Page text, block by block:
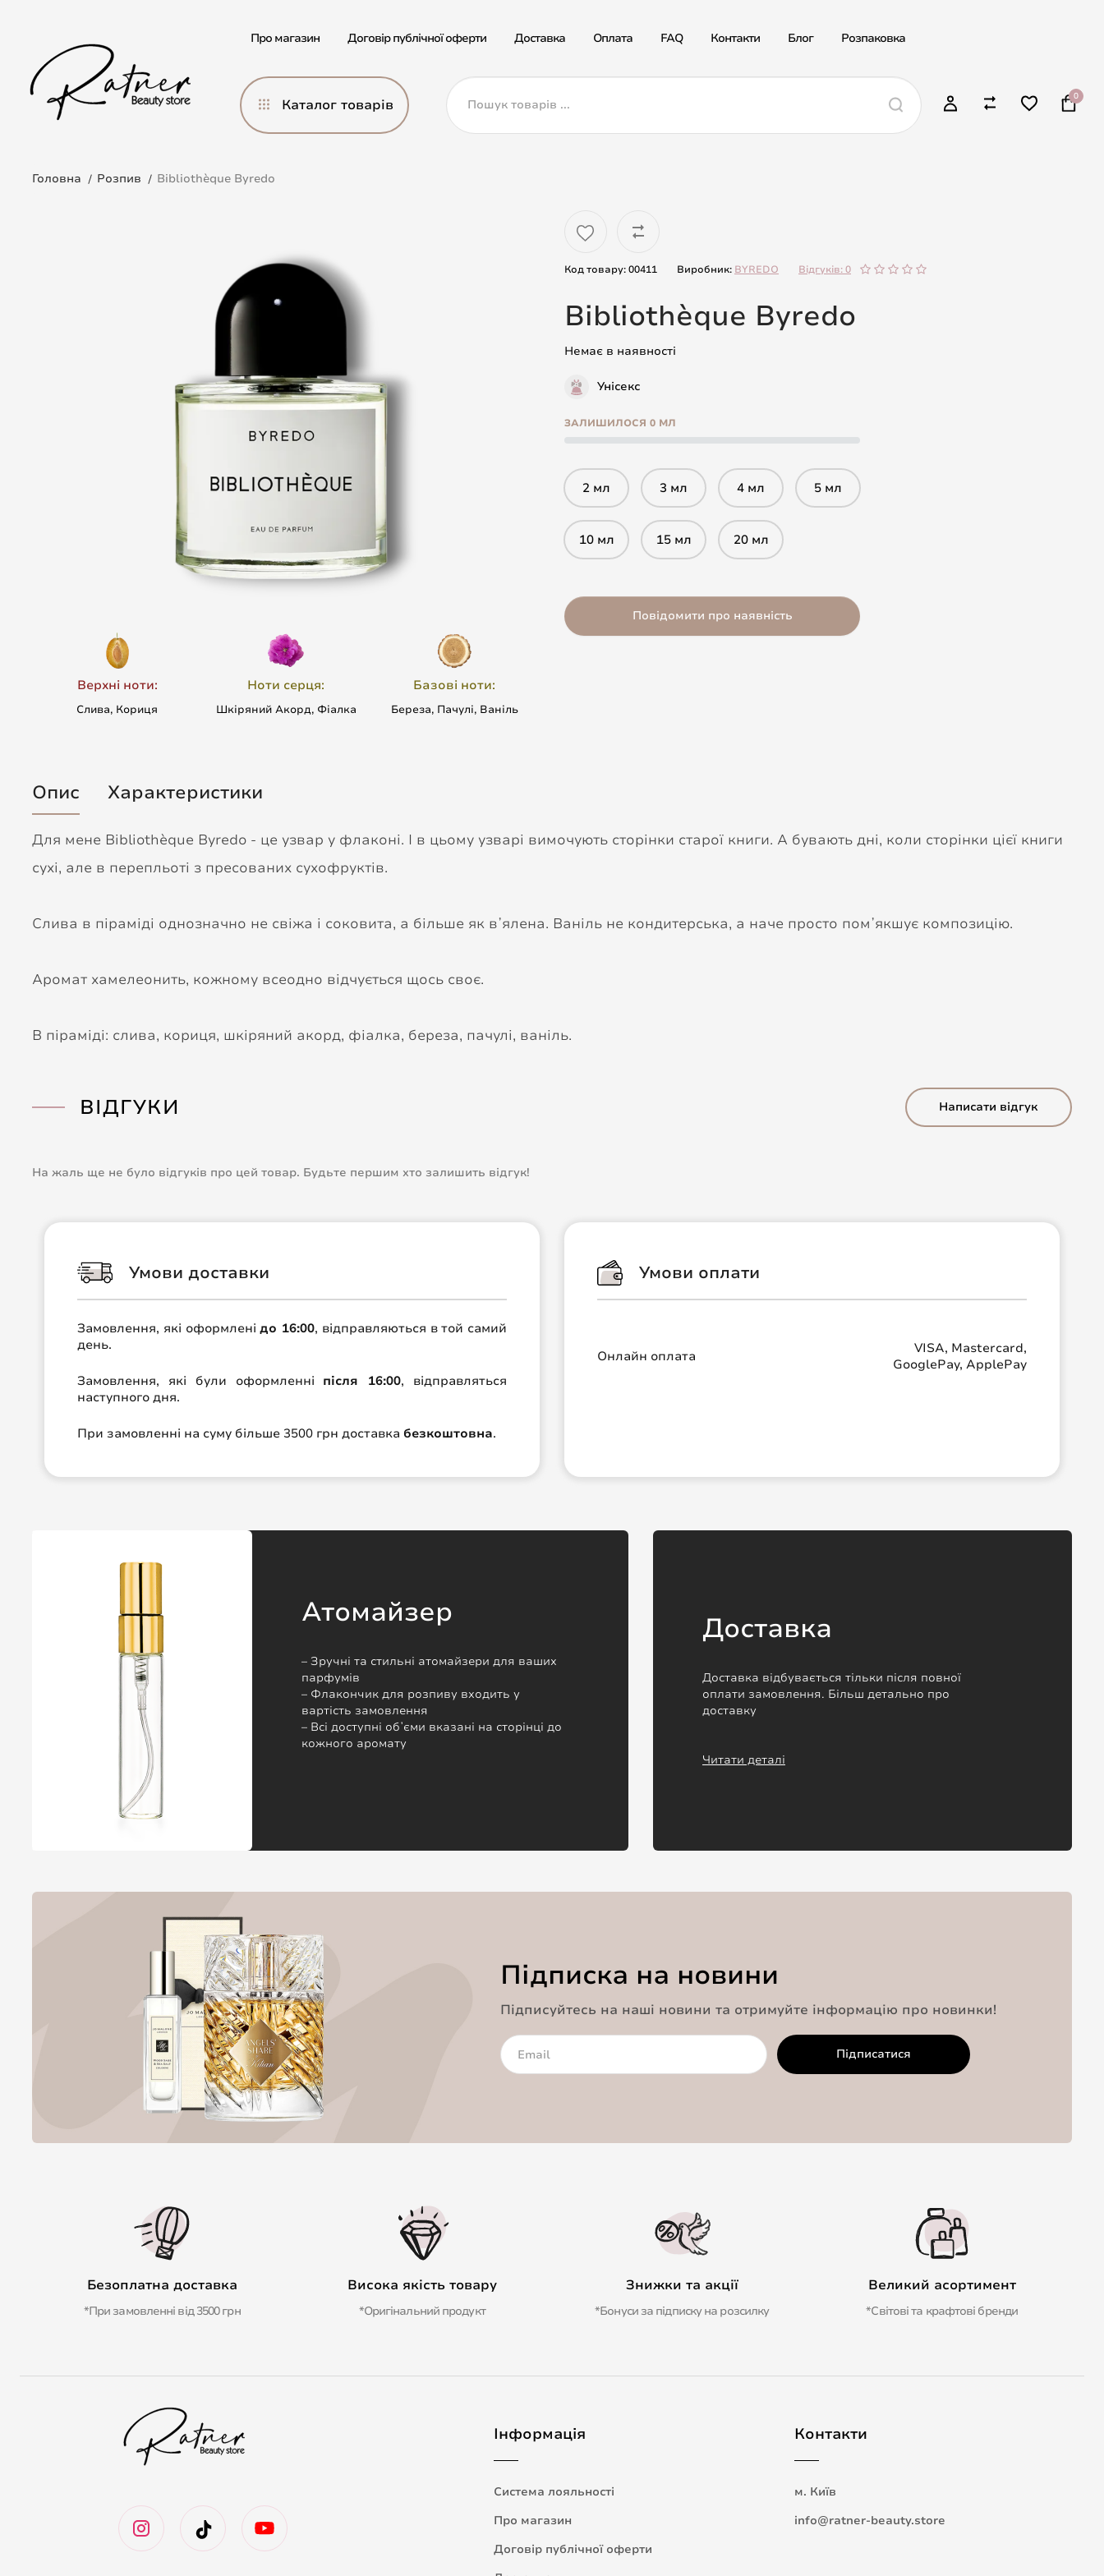
Про магазин Договір публічної оферти Доставка Оплата FAQ Контакти Блог Розпаковка
Каталог товарів 0
Головна Розпив Bibliothèque Byredo
Верхні ноти:
Слива, Кориця
Ноти серця:
Шкіряний Акорд, Фіалка
Базові ноти:
Береза, Пачулі, Ваніль
Код товару: 00411 Виробник: BYREDO Відгуків: 0
Bibliothèque Byredo
Немає в наявності
Унісекс
ЗАЛИШИЛОСЯ 0 МЛ
2 мл 3 мл 4 мл 5 мл
10 мл 15 мл 20 мл
Повідомити про наявність
Опис Характеристики
Для мене Bibliothèque Byredo - це узвар у флаконі. І в цьому узварі вимочують сторінки старої книги. А бувають дні, коли сторінки цієї книги
сухі, але в перепльоті з пресованих сухофруктів.
Слива в піраміді однозначно не свіжа і соковита, а більше як вʼялена. Ваніль не кондитерська, а наче просто помʼякшує композицію.
Аромат хамелеонить, кожному всеодно відчується щось своє.
В піраміді: слива, кориця, шкіряний акорд, фіалка, береза, пачулі, ваніль.
ВІДГУКИ Написати відгук
На жаль ще не було відгуків про цей товар. Будьте першим хто залишить відгук!
Умови доставки
Замовлення, які оформленідо 16:00, відправляються в той самий
день.
Замовлення, які були оформленні після 16:00, відправляться
наступного дня.
При замовленні на суму більше 3500 грн доставка безкоштовна.
Умови оплати
Онлайн оплата
VISA, Mastercard,
GooglePay, ApplePay
Атомайзер
– Зручні та стильні атомайзери для ваших
парфумів
– Флакончик для розпиву входить у
вартість замовлення
– Всі доступні обʼєми вказані на сторінці до
кожного аромату
Доставка
Доставка відбувається тільки після повної
оплати замовлення. Більш детально про
доставку
Читати деталі
Підписка на новини
Підписуйтесь на наші новини та отримуйте інформацію про новинки!
Підписатися
Безоплатна доставка
*При замовленні від 3500 грн
Висока якість товару
*Оригінальний продукт
Знижки та акції
*Бонуси за підписку на розсилку
Великий асортимент
*Світові та крафтові бренди
Інформація
Система лояльності
Про магазин
Договір публічної оферти
Контакти
м. Київ
info@ratner-beauty.store